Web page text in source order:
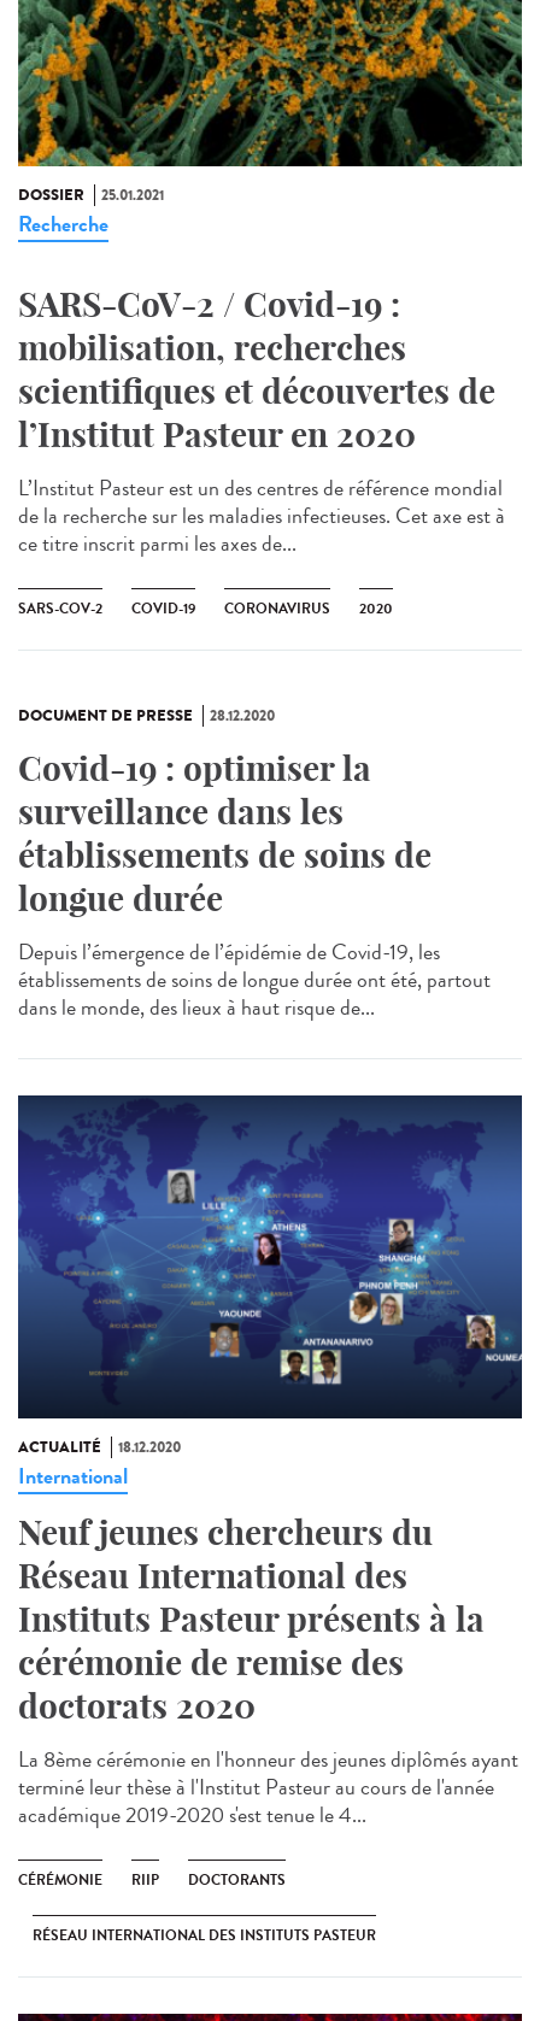
DOSSIER 25.01.2021
Recherche
SARS-CoV-2 / Covid-19 :
mobilisation, recherches
scientifiques et découvertes de
l’Institut Pasteur en 2020
L’Institut Pasteur est un des centres de référence mondial
de la recherche sur les maladies infectieuses. Cet axe est à
ce titre inscrit parmi les axes de...
SARS-COV-2 COVID-19 CORONAVIRUS 2020
DOCUMENT DE PRESSE 28.12.2020
Covid-19 : optimiser la
surveillance dans les
établissements de soins de
longue durée
Depuis l’émergence de l’épidémie de Covid-19, les
établissements de soins de longue durée ont été, partout
dans le monde, des lieux à haut risque de...
ACTUALITÉ 18.12.2020
International
Neuf jeunes chercheurs du
Réseau International des
Instituts Pasteur présents à la
cérémonie de remise des
doctorats 2020
La 8ème cérémonie en l'honneur des jeunes diplômés ayant
terminé leur thèse à l'Institut Pasteur au cours de l'année
académique 2019-2020 s'est tenue le 4...
CÉRÉMONIE RIIP DOCTORANTS
RÉSEAU INTERNATIONAL DES INSTITUTS PASTEUR